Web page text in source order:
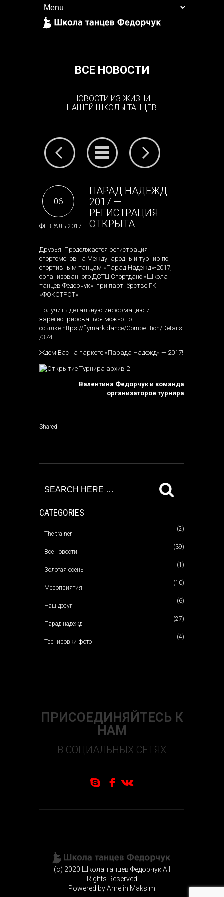
ВСЕ НОВОСТИ
НОВОСТИ ИЗ ЖИЗНИ
НАШЕЙ ШКОЛЫ ТАНЦЕВ
06
ФЕВРАЛЬ 2017
ПАРАД НАДЕЖД
2017 —
РЕГИСТРАЦИЯ
ОТКРЫТА
Друзья! Продолжается регистрация
спортсменов на Международный турнир по
спортивным танцам «Парад Надежд»-2017,
организованного ДСТЦ Спортданс «Школа
танцев Федорчук» при партнёрстве ГК
«ФОКСТРОТ»
Получить детальную информацию и
зарегистрироваться можно по
ссылке https://flymark.dance/Competition/Details
/374
Ждем Вас на паркете «Парада Надежд» — 2017!
Валентина Федорчук и команда
организаторов турнира
Shared
CATEGORIES
The trainer
(2)
Все новости
(39)
Золотая осень
(1)
Мероприятия
(10)
Наш досуг
(6)
Парад надежд
(27)
Тренировки фото
(4)
ПРИСОЕДИНЯЙТЕСЬ К
НАМ
В СОЦИАЛЬНЫХ СЕТЯХ
S f N
(c) 2020 Школа танцев Федорчук All
Rights Reserved
Powered by Amelin Maksim